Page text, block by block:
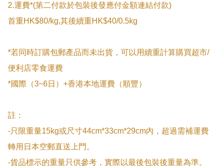
2.運費*(第二付款於包裝後發應付金額連結付款)
首重HK$80/kg,其後續重HK$40/0.5kg
*若同時訂購包郵產品而未出貨，可以用續重計算購買超市/
便利店零食運費
*國際（3~6日）+香港本地運費（順豐）
註：
-只限重量15kg或尺寸44cm*33cm*29cm內，超過需補運費
轉用日本空郵直送上門。
-貨品標示的重量只供參考，實際以最後包裝後重量為準。